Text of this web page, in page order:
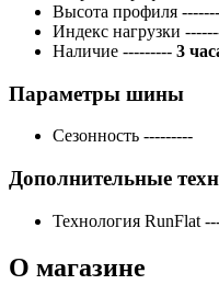
Высота профиля
Индекс нагрузки
Наличие --------- 3
Параметры шины
Сезонность ---------
Дополнительные
Технология RunFlat
О магазине